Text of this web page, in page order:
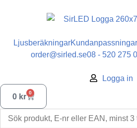
LjusberäkningarKundanpassningar
order@sirled.se08 - 520 275
Logga in
0 kr 0